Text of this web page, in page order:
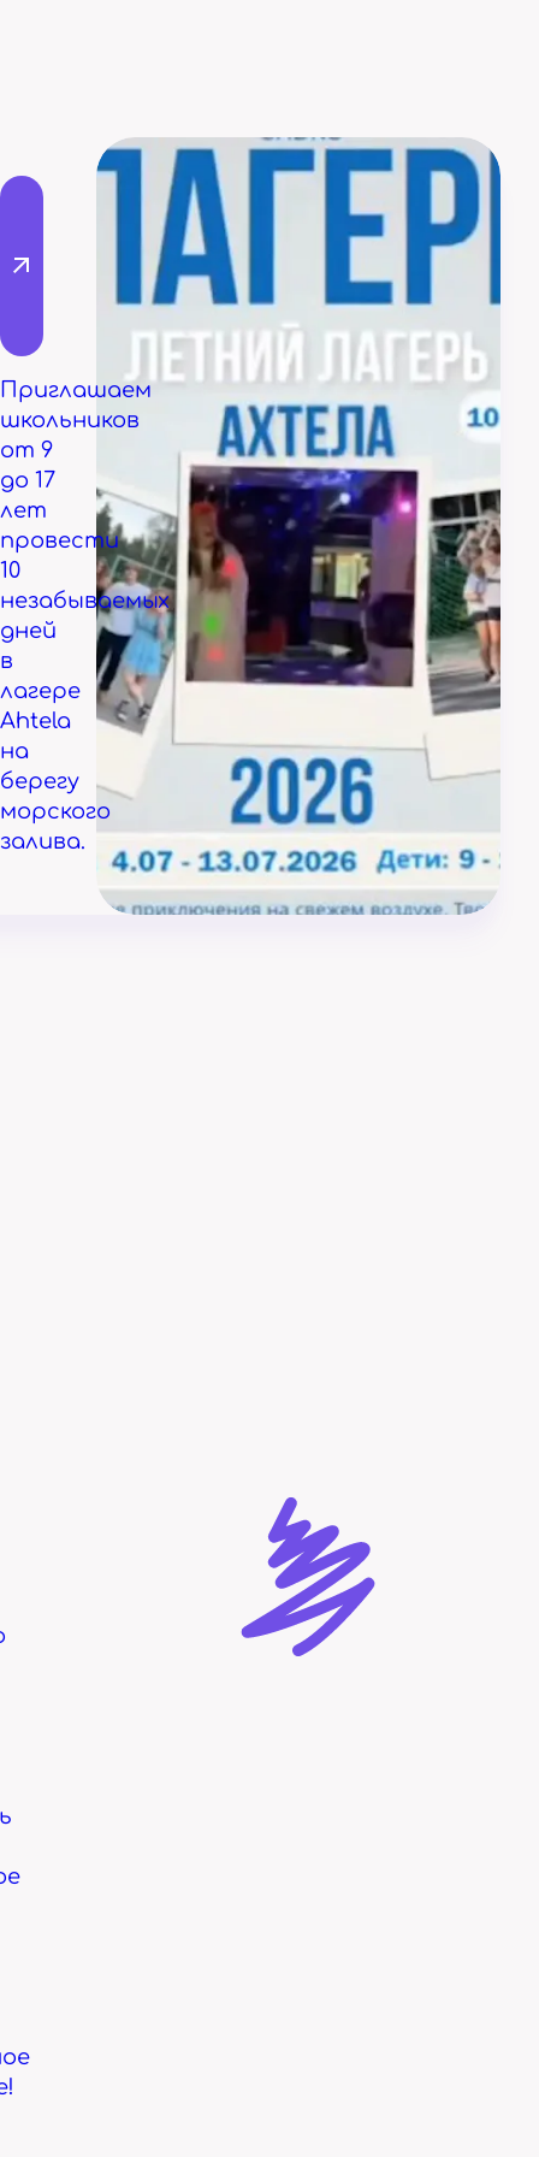
Приглашаем
школьников
от 9
до 17
лет
провести
10
незабываемых
дней
в
лагере
Ahtela
на
берегу
морского
залива.